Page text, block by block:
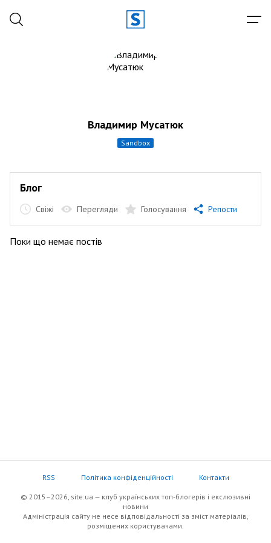
Владимир Мусатюк
sandbox
Блог
Свіжі Перегляди Голосування Репости
Поки що немає постів
RSS Політика конфіденційності Контакти
© 2015–2026, site.ua — клуб українських топ-блогерів i екслюзивнi
новини
Адміністрація сайту не несе відповідальності за зміст матеріалів,
розміщених користувачами.